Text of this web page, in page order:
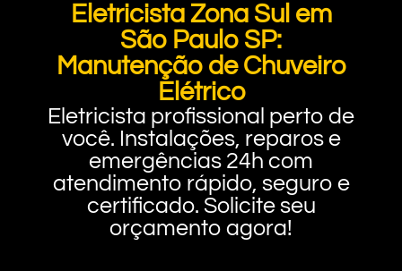
Eletricista Zona Sul em
São Paulo SP:
Manutenção de Chuveiro
Elétrico
Eletricista profissional perto de
você. Instalações, reparos e
emergências 24h com
atendimento rápido, seguro e
certificado. Solicite seu
orçamento agora!